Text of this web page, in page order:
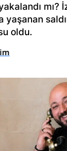
mı?
yaşanan
oldu.